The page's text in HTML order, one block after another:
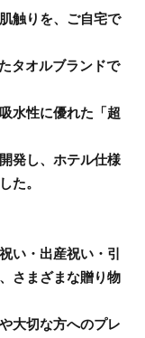
触りを、ご自宅で
タオルブランドで
水性に優れた「超
発し、ホテル仕様
た。
い・出産祝い・引
さまざまな贈り物
大切な方へのプレ